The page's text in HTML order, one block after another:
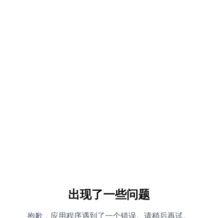
出现了一些问题
抱歉，应用程序遇到了一个错误。请稍后再试。